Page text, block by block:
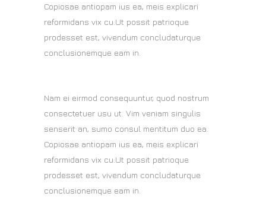
Copiosae antiopam ius ea, meis explicari
reformidans vix cu.Ut possit patrioque
prodesset est, vivendum concludaturque
conclusionemque eam in.
Nam ei eirmod consequuntur, quod nostrum
consectetuer usu ut. Vim veniam singulis
senserit an, sumo consul mentitum duo ea.
Copiosae antiopam ius ea, meis explicari
reformidans vix cu.Ut possit patrioque
prodesset est, vivendum concludaturque
conclusionemque eam in.